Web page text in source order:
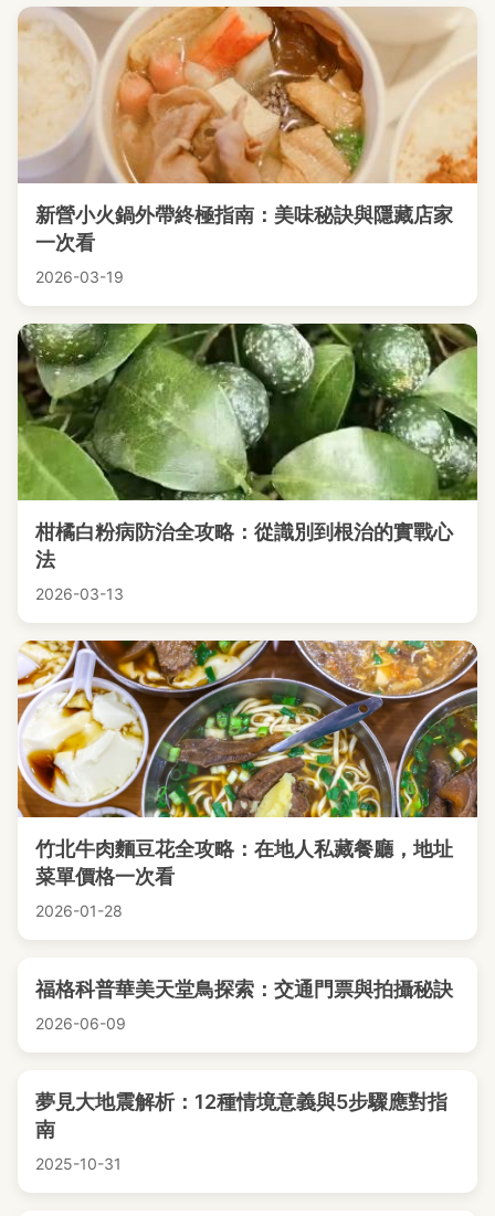
新營小火鍋外帶終極指南：美味秘訣與隱藏店家
一次看
2026-03-19
柑橘白粉病防治全攻略：從識別到根治的實戰心
法
2026-03-13
竹北牛肉麵豆花全攻略：在地人私藏餐廳，地址
菜單價格一次看
2026-01-28
福格科普華美天堂鳥探索：交通門票與拍攝秘訣
2026-06-09
夢見大地震解析：12種情境意義與5步驟應對指
南
2025-10-31